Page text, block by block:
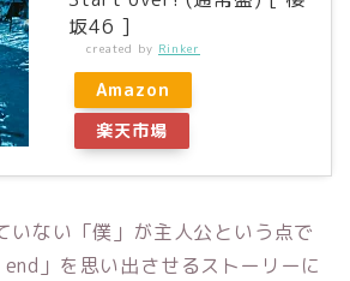
坂46 ]
created by Rinker
Amazon
楽天市場
いない「僕」が主人公という点で
end」を思い出させるストーリーに